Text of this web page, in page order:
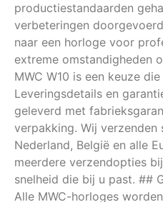
productiestandaarden
verbeteringen
naar een horloge voor
extreme omstandigheden
MWC W10 is een keuze
Leveringsdetails en
geleverd met
verpakking. Wij verzenden
Nederland, België en alle
meerdere verzendopties
snelheid die bij u past. ##
Alle MWC-horloges